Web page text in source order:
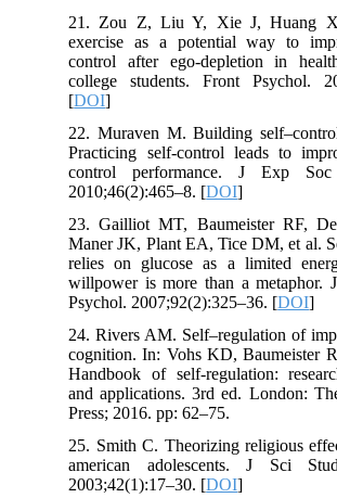
21. Zou Z, Liu Y, Xie J, Huang
exercise as a potential way to
control after ego-depletion in
college students. Front Psychol.
[DOI
22. Muraven M. Building
Practicing self-control leads to
control performance. J Exp
2010;46(2):465–8. [DOI
23. Gailliot MT, Baumeister RF,
Maner JK, Plant EA, Tice DM, et al.
relies on glucose as a limited
willpower is more than a metaphor.
Psychol. 2007;92(2):325–36. [DOI
24. Rivers AM. Self–regulation of
cognition. In: Vohs KD, Baumeister
Handbook of self-regulation:
and applications. 3rd ed. London:
Press; 2016. pp: 62–75.
25. Smith C. Theorizing religious
american adolescents. J Sci
2003;42(1):17–30. [DOI